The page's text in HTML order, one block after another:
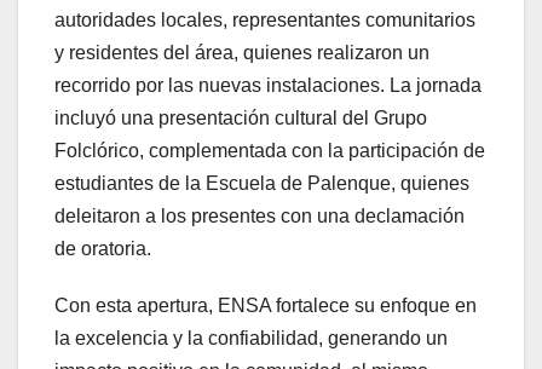
autoridades locales, representantes comunitarios
y residentes del área, quienes realizaron un
recorrido por las nuevas instalaciones. La jornada
incluyó una presentación cultural del Grupo
Folclórico, complementada con la participación de
estudiantes de la Escuela de Palenque, quienes
deleitaron a los presentes con una declamación
de oratoria.
Con esta apertura, ENSA fortalece su enfoque en
la excelencia y la confiabilidad, generando un